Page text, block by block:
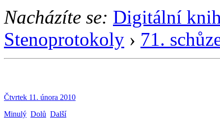
Nacházíte se: Digitální
Stenoprotokoly › 71.
Čtvrtek 11. února 2010
Minulý Dolů Další